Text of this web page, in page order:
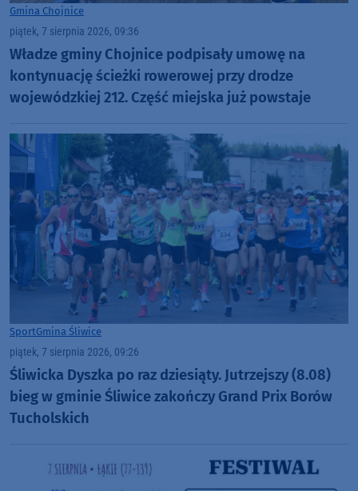
Gmina Chojnice
piątek, 7 sierpnia 2026, 09:36
Władze gminy Chojnice podpisały umowę na
kontynuację ścieżki rowerowej przy drodze
wojewódzkiej 212. Część miejska już powstaje
SportGmina Śliwice
piątek, 7 sierpnia 2026, 09:26
Śliwicka Dyszka po raz dziesiąty. Jutrzejszy (8.08)
bieg w gminie Śliwice zakończy Grand Prix Borów
Tucholskich